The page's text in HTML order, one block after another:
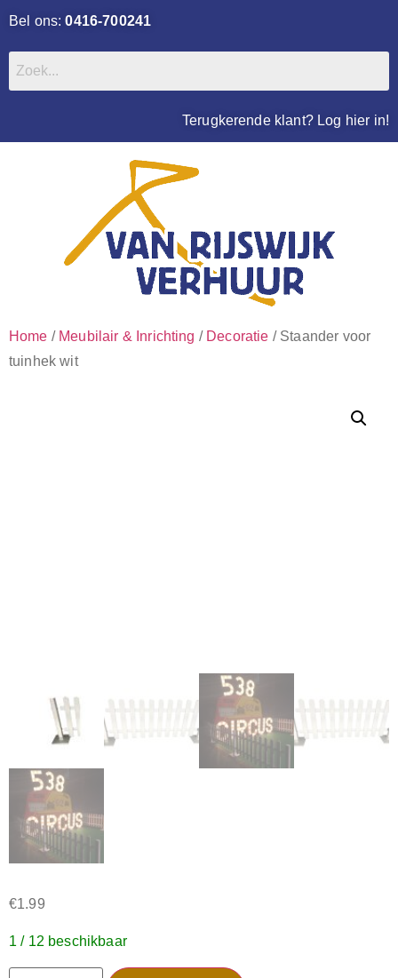
Bel ons:0416-700241
Terugkerende klant? Log hier in!
Home / Meubilair & Inrichting / Decoratie / Staander voor
tuinhek wit
€1.99
1 / 12 beschikbaar